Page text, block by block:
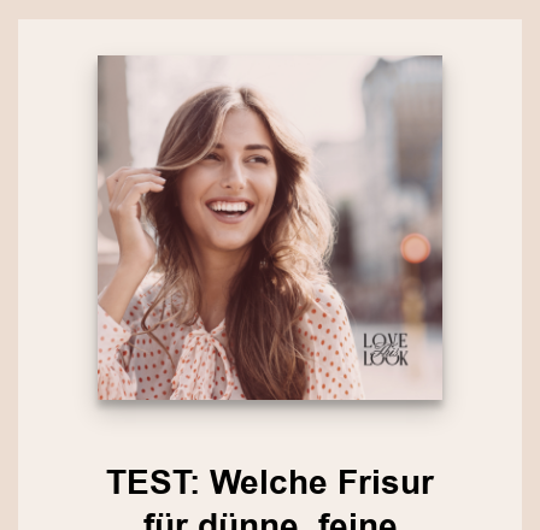
TEST: Welche Frisur